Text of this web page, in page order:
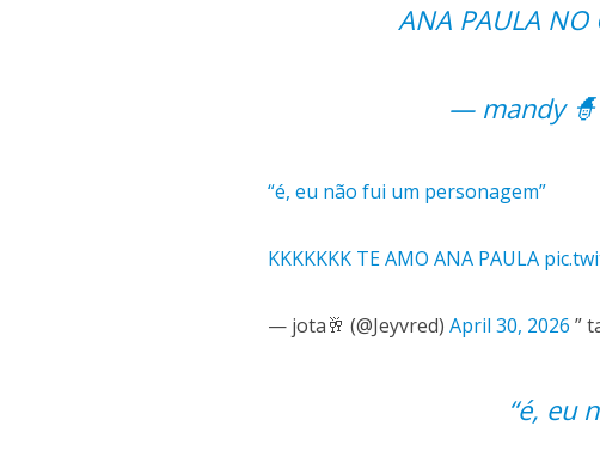
ANA PAULA NO
— mandy
“é, eu não fui um personagem”
KKKKKKK TE AMO ANA PAULA
— jota🥂 (@Jeyvred)April 30, 2026 ”
“é, eu